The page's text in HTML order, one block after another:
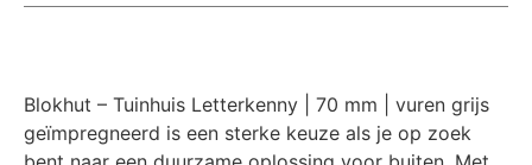
Blokhut – Tuinhuis Letterkenny | 70 mm | vuren grijs
geïmpregneerd is een sterke keuze als je op zoek